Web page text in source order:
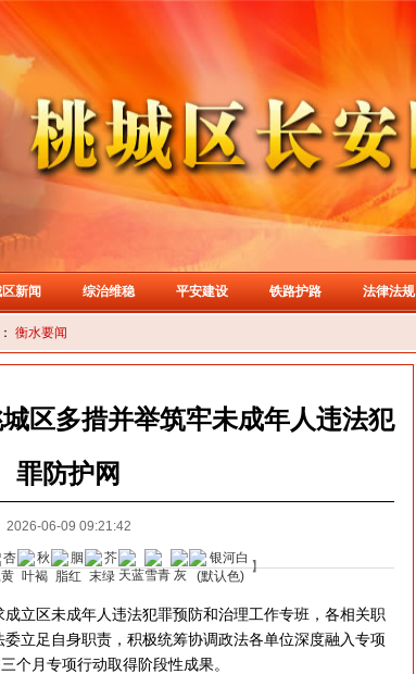
新闻 综治维稳 平安建设 铁路护路 法律法规
衡水要闻
区多措并举筑牢未成年人违法犯
罪防护网
2026-06-09 09:21:42
】
区未成年人违法犯罪预防和治理工作专班，各相关职
立足自身职责，积极统筹协调政法各单位深度融入专项
个月专项行动取得阶段性成果。